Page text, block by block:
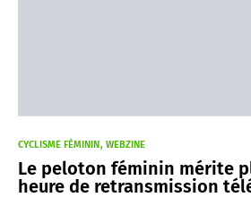
CYCLISME FÉMININ WEBZINE
Le peloton féminin mérite
heure de retransmission